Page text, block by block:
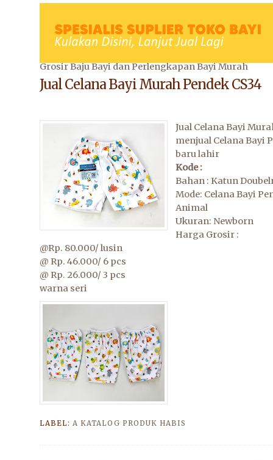
Grosir Baju Bayi dan Perlengkapan Bayi Murah
Jual Celana Bayi Murah Pendek CS34
Jual Celana Bayi
menjual Celana Bayi
baru lahir
Kode :
Bahan : Katun
Mode: Celana Bayi
Animal
Ukuran: Newborn
Harga Grosir :
@Rp. 80.000/ lusin
@ Rp. 46.000/ 6 pcs
@ Rp. 26.000/ 3 pcs
warna seri
LABEL:A KATALOG PRODUK HABIS